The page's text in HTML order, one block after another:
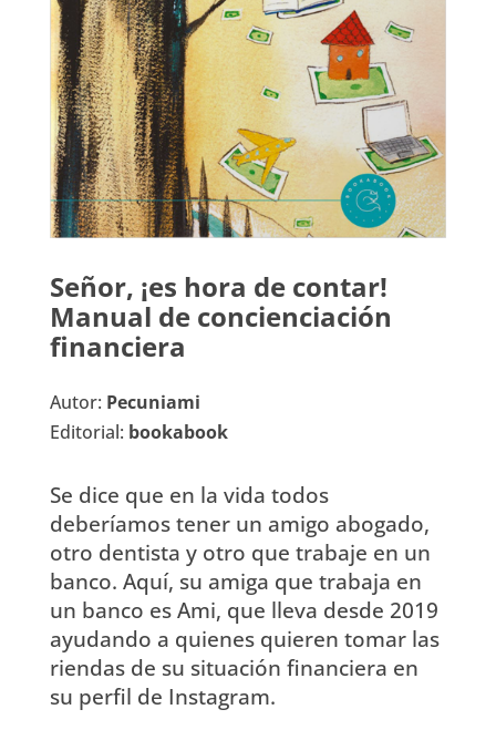
Señor, ¡es hora de contar!
Manual de concienciación
financiera
Autor: Pecuniami
Editorial: bookabook
Se dice que en la vida todos
deberíamos tener un amigo abogado,
otro dentista y otro que trabaje en un
banco. Aquí, su amiga que trabaja en
un banco es Ami, que lleva desde 2019
ayudando a quienes quieren tomar las
riendas de su situación financiera en
su perfil de Instagram.